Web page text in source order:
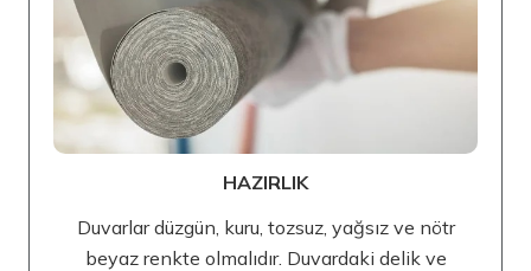
HAZIRLIK
Duvarlar düzgün, kuru, tozsuz, yağsız ve nötr
beyaz renkte olmalıdır. Duvardaki delik ve